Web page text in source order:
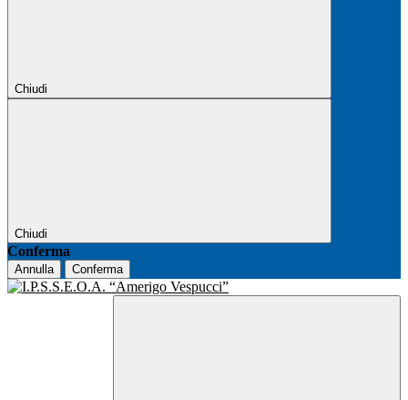
Chiudi
Chiudi
Conferma
Annulla Conferma